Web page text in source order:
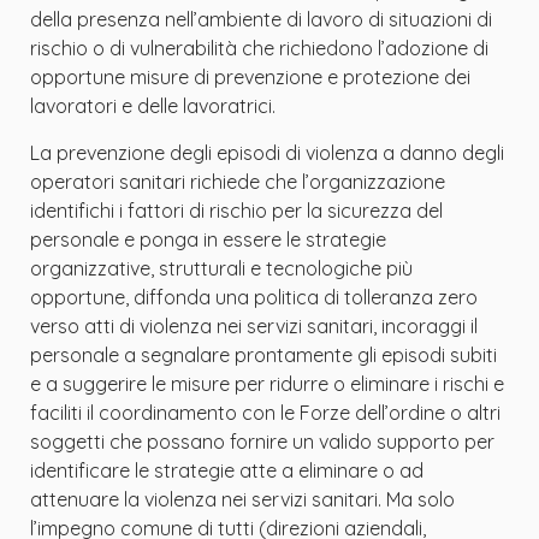
della presenza nell’ambiente di lavoro di situazioni di
rischio o di vulnerabilità che richiedono l’adozione di
opportune misure di prevenzione e protezione dei
lavoratori e delle lavoratrici.
La prevenzione degli episodi di violenza a danno degli
operatori sanitari richiede che l’organizzazione
identifichi i fattori di rischio per la sicurezza del
personale e ponga in essere le strategie
organizzative, strutturali e tecnologiche più
opportune, diffonda una politica di tolleranza zero
verso atti di violenza nei servizi sanitari, incoraggi il
personale a segnalare prontamente gli episodi subiti
e a suggerire le misure per ridurre o eliminare i rischi e
faciliti il coordinamento con le Forze dell’ordine o altri
soggetti che possano fornire un valido supporto per
identificare le strategie atte a eliminare o ad
attenuare la violenza nei servizi sanitari. Ma solo
l’impegno comune di tutti (direzioni aziendali,